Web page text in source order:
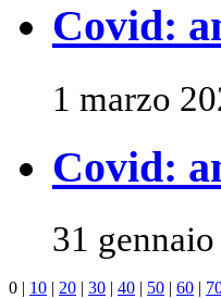
Covid:
1 marzo
Covid:
31
0 | 10 | 20 | 30 | 40 | 50 | 60 |